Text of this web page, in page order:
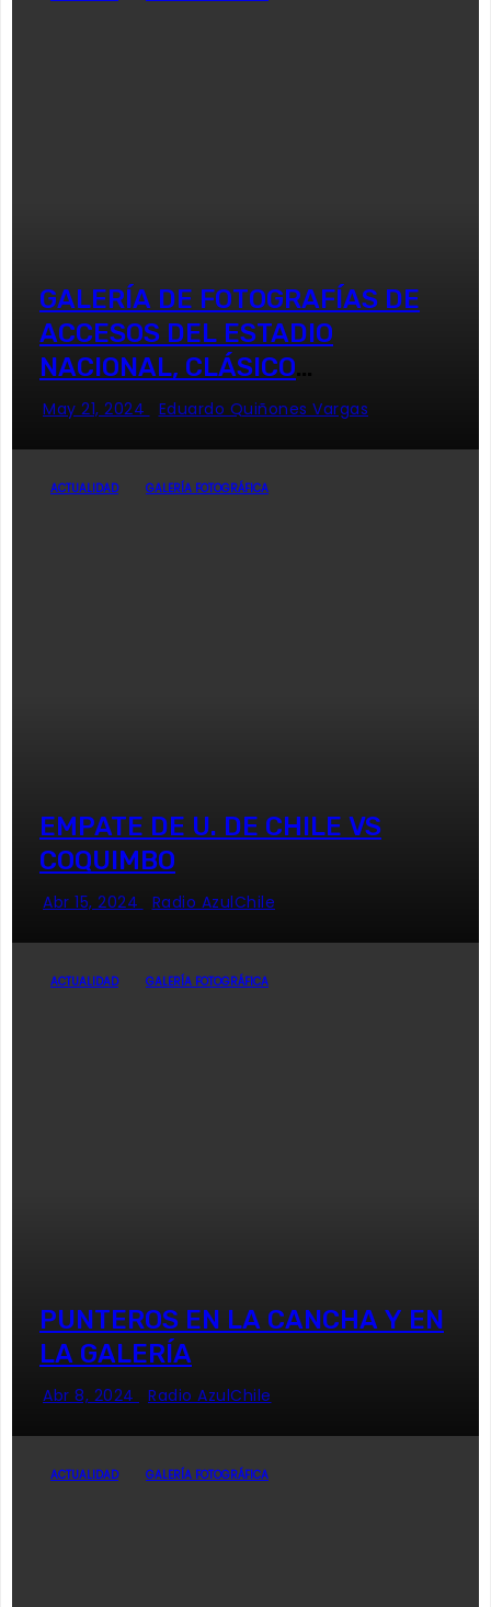
GALERÍA DE FOTOGRAFÍAS DE
ACCESOS DEL ESTADIO
NACIONAL, CLÁSICO
UNIVERSITARIO
May 21, 2024 Eduardo Quiñones Vargas
ACTUALIDAD GALERÍA FOTOGRÁFICA
EMPATE DE U. DE CHILE VS
COQUIMBO
Abr 15, 2024 Radio AzulChile
ACTUALIDAD GALERÍA FOTOGRÁFICA
PUNTEROS EN LA CANCHA Y EN
LA GALERÍA
Abr 8, 2024 Radio AzulChile
ACTUALIDAD GALERÍA FOTOGRÁFICA